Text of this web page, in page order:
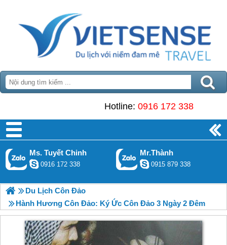
Hotline: 0916 172 338
Ms. Tuyết Chinh
0916 172 338
Mr.Thành
0915 879 338
Du Lịch Côn Đảo
Hành Hương Côn Đảo: Ký Ức Côn Đảo 3 Ngày 2 Đêm